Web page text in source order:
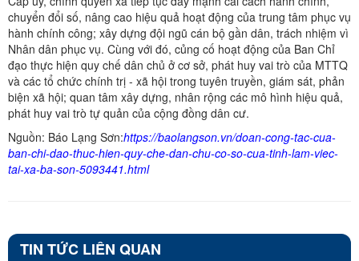
chuyển đổi số, nâng cao hiệu quả hoạt động của trung tâm phục vụ
hành chính công; xây dựng đội ngũ cán bộ gần dân, trách nhiệm vì
Nhân dân phục vụ. Cùng với đó, củng cố hoạt động của Ban Chỉ
đạo thực hiện quy chế dân chủ ở cơ sở, phát huy vai trò của MTTQ
và các tổ chức chính trị - xã hội trong tuyên truyền, giám sát, phản
biện xã hội; quan tâm xây dựng, nhân rộng các mô hình hiệu quả,
phát huy vai trò tự quản của cộng đồng dân cư.
Nguồn: Báo Lạng Sơn:https://baolangson.vn/doan-cong-tac-cua-
ban-chi-dao-thuc-hien-quy-che-dan-chu-co-so-cua-tinh-lam-viec-
tai-xa-ba-son-5093441.html
TIN TỨC LIÊN QUAN